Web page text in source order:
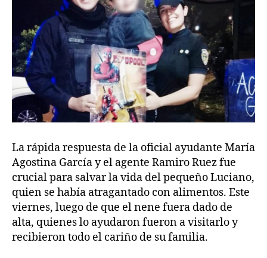
La rápida respuesta de la oficial ayudante María
Agostina García y el agente Ramiro Ruez fue
crucial para salvar la vida del pequeño Luciano,
quien se había atragantado con alimentos. Este
viernes, luego de que el nene fuera dado de
alta, quienes lo ayudaron fueron a visitarlo y
recibieron todo el cariño de su familia.